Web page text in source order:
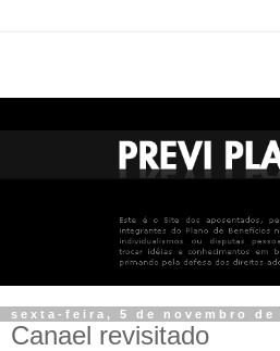
sexta-feira, 5 de novembro de
Canael revisitado